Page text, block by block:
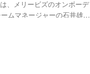
、メリービズのオンボーデ
ムマネージャーの石井雄太
多様な強みを持つメンバー
...